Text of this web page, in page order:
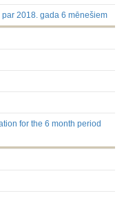
par 2018. gada 6 mēnešiem
for the 6 month period